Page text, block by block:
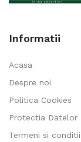
Informatii
Acasa
Despre noi
Politica Cookies
Protectia Datelor
Termeni si conditii